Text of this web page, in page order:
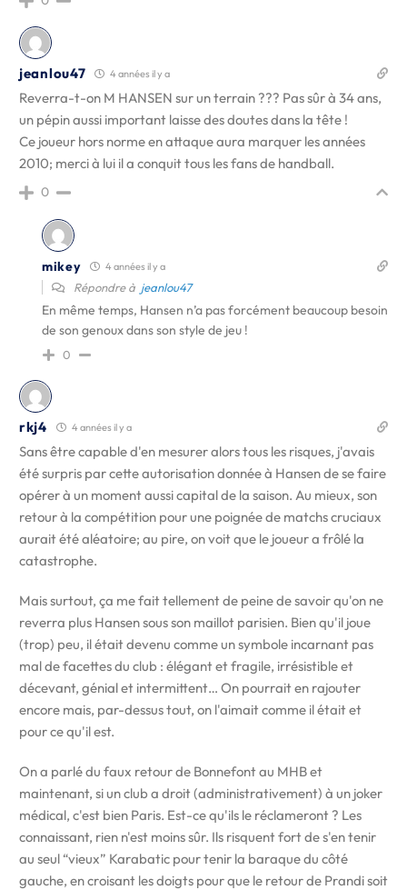
jeanlou47 4 années il y a
Reverra-t-on M HANSEN sur un terrain ??? Pas sûr à 34 ans,
un pépin aussi important laisse des doutes dans la tête !
Ce joueur hors norme en attaque aura marquer les années
2010; merci à lui il a conquit tous les fans de handball.
0
mikey 4 années il y a
Répondre à jeanlou47
En même temps, Hansen n’a pas forcément beaucoup besoin
de son genoux dans son style de jeu !
0
rkj4 4 années il y a
Sans être capable d'en mesurer alors tous les risques, j'avais
été surpris par cette autorisation donnée à Hansen de se faire
opérer à un moment aussi capital de la saison. Au mieux, son
retour à la compétition pour une poignée de matchs cruciaux
aurait été aléatoire; au pire, on voit que le joueur a frôlé la
catastrophe.
Mais surtout, ça me fait tellement de peine de savoir qu'on ne
reverra plus Hansen sous son maillot parisien. Bien qu'il joue
(trop) peu, il était devenu comme un symbole incarnant pas
mal de facettes du club : élégant et fragile, irrésistible et
décevant, génial et intermittent… On pourrait en rajouter
encore mais, par-dessus tout, on l'aimait comme il était et
pour ce qu'il est.
On a parlé du faux retour de Bonnefont au MHB et
maintenant, si un club a droit (administrativement) à un joker
médical, c'est bien Paris. Est-ce qu'ils le réclameront ? Les
connaissant, rien n'est moins sûr. Ils risquent fort de s'en tenir
au seul “vieux” Karabatic pour tenir la baraque du côté
gauche, en croisant les doigts pour que le retour de Prandi soit